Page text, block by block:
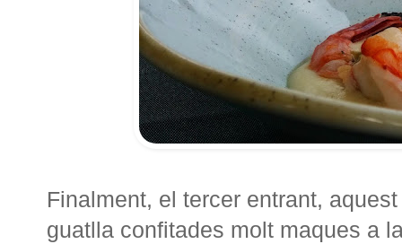
Finalment, el tercer entrant,
guatlla confitades molt maques a